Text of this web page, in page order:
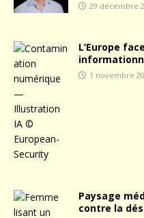
29 décembre
L’Europe
1 novembre
Paysage
contre la